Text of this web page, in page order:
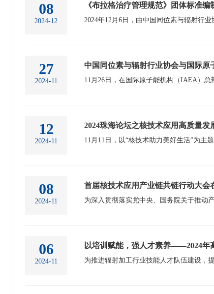
08
2024-12
《布拉格治疗管理规范》团体标准
27
2024-11
中国同位素与辐射行业协会与国际
12
2024-11
2024珠海论坛之核技术应用高质量发
08
2024-11
首届核技术应用产业链共链行动大会
06
2024-11
以培训赋能，强人才素养——2024年